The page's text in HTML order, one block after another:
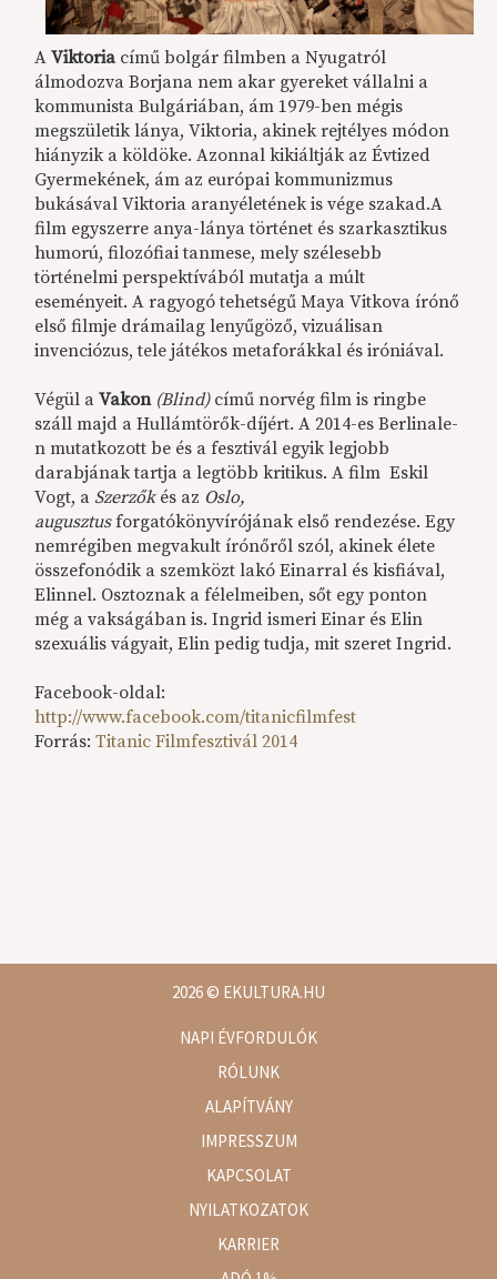
AViktoria című bolgár filmben a Nyugatról
álmodozva Borjana nem akar gyereket vállalni a
kommunista Bulgáriában, ám 1979-ben mégis
megszületik lánya, Viktoria, akinek rejtélyes módon
hiányzik a köldöke. Azonnal kikiáltják az Évtized
Gyermekének, ám az európai kommunizmus
bukásával Viktoria aranyéletének is vége szakad.A
film egyszerre anya-lánya történet és szarkasztikus
humorú, filozófiai tanmese, mely szélesebb
történelmi perspektívából mutatja a múlt
eseményeit. A ragyogó tehetségű Maya Vitkova írónő
első filmje drámailag lenyűgöző, vizuálisan
invenciózus, tele játékos metaforákkal és iróniával.
Végül aVakon (Blind) című norvég film is ringbe
száll majd a Hullámtörők-díjért. A 2014-es Berlinale-
n mutatkozott be és a fesztivál egyik legjobb
darabjának tartja a legtöbb kritikus. A film Eskil
Vogt, a Szerzőkés az Oslo,
augusztusforgatókönyvírójának első rendezése. Egy
nemrégiben megvakult írónőről szól, akinek élete
összefonódik a szemközt lakó Einarral és kisfiával,
Elinnel. Osztoznak a félelmeiben, sőt egy ponton
még a vakságában is. Ingrid ismeri Einar és Elin
szexuális vágyait, Elin pedig tudja, mit szeret Ingrid.
Facebook-oldal:
http://www.facebook.com/titanicfilmfest
Forrás:Titanic Filmfesztivál 2014
2026© EKULTURA.HU
NAPI ÉVFORDULÓK
RÓLUNK
ALAPÍTVÁNY
IMPRESSZUM
KAPCSOLAT
NYILATKOZATOK
KARRIER